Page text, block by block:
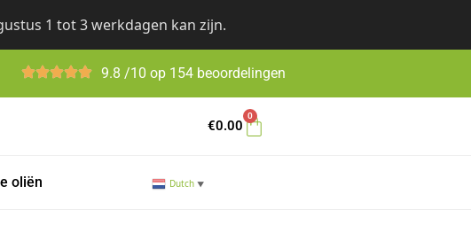
1 tot 3 werkdagen kan zijn.
9.8 /10 op 154 beoordelingen
€0.00
0
oliën Dutch ▼